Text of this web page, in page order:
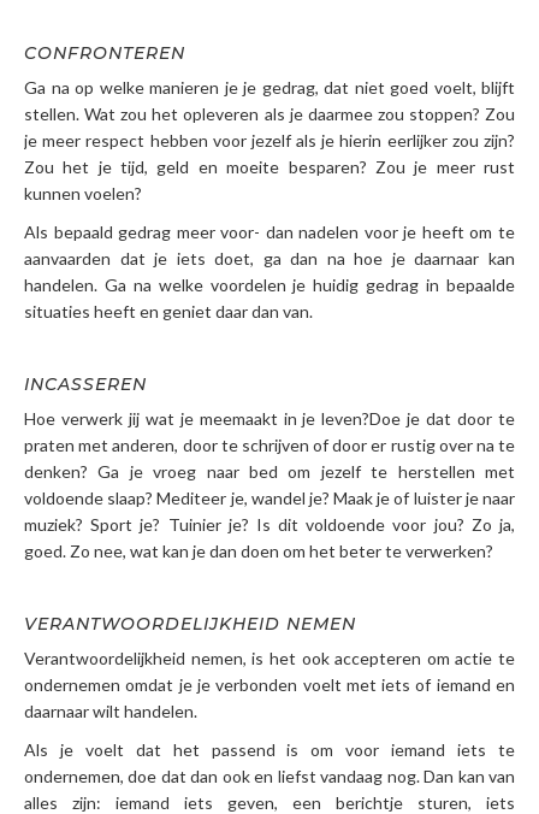
CONFRONTEREN
Ga na op welke manieren je je gedrag, dat niet goed voelt, blijft
stellen. Wat zou het opleveren als je daarmee zou stoppen? Zou
je meer respect hebben voor jezelf als je hierin eerlijker zou zijn?
Zou het je tijd, geld en moeite besparen? Zou je meer rust
kunnen voelen?
Als bepaald gedrag meer voor- dan nadelen voor je heeft om te
aanvaarden dat je iets doet, ga dan na hoe je daarnaar kan
handelen. Ga na welke voordelen je huidig gedrag in bepaalde
situaties heeft en geniet daar dan van.
INCASSEREN
Hoe verwerk jij wat je meemaakt in je leven?Doe je dat door te
praten met anderen, door te schrijven of door er rustig over na te
denken? Ga je vroeg naar bed om jezelf te herstellen met
voldoende slaap? Mediteer je, wandel je? Maak je of luister je naar
muziek? Sport je? Tuinier je? Is dit voldoende voor jou? Zo ja,
goed. Zo nee, wat kan je dan doen om het beter te verwerken?
VERANTWOORDELIJKHEID NEMEN
Verantwoordelijkheid nemen, is het ook accepteren om actie te
ondernemen omdat je je verbonden voelt met iets of iemand en
daarnaar wilt handelen.
Als je voelt dat het passend is om voor iemand iets te
ondernemen, doe dat dan ook en liefst vandaag nog. Dan kan van
alles zijn: iemand iets geven, een berichtje sturen, iets